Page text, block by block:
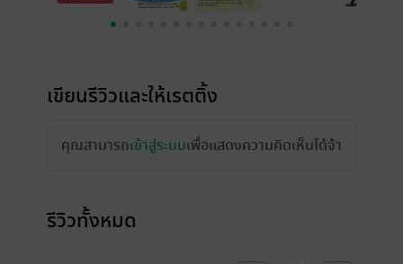
เขียนรีวิวและให้เรตติ้ง
คุณสามารถเข้าสู่ระบบเพื่อแสดงความคิดเห็นได้จ้า
รีวิวทั้งหมด